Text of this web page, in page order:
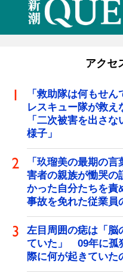
アクセ
「救助隊は何もせ
レスキュー隊が救
「二次被害を出さ
様子」
「玖瑠美の最期の
害者の親族が慟哭
かった自分たちを
事故を免れた従業員
左目周囲の痣は「脳
ていた」 09年に孤
際に何が起きていた